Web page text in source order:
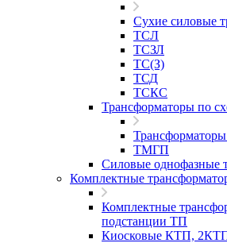
Сухие силовые
ТСЛ
ТСЗЛ
ТС(З)
ТСД
ТСКС
Трансформаторы по
ТМГП
Силовые однофазные
Комплектные
Комплектные
подстанции ТП
Киосковые КТП,